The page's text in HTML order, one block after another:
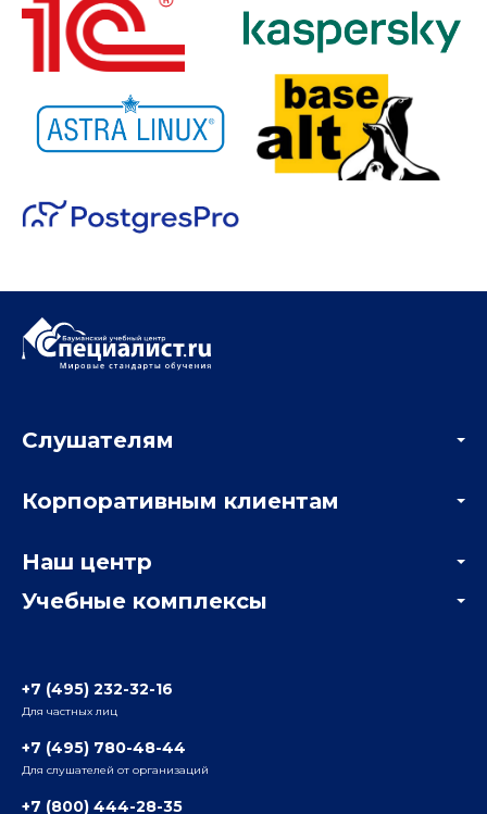
Учебные комплексы
Радио
ул. Радио, д.24, корпус 1, 2-й подъезд, 2-й этаж
Слушателям
Мастер-классы и вебинары
Корпоративным клиентам
Отзывы компаний
Наш центр
Информация о центре
+7 (495) 232-32-16
Для частных лиц
+7 (495) 780-48-44
Для слушателей от организаций
+7 (800) 444-28-35